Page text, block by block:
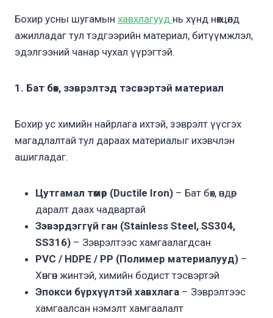
Бохир усны шугамын хавхлагууд нь хүнд нөхцөлд
ажилладаг тул тэдгээрийн материал, битүүмжлэл,
эдэлгээний чанар чухал үүрэгтэй.
1. Бат бөх, зэврэлтэд тэсвэртэй материал
Бохир ус химийн найрлага ихтэй, зэврэлт үүсгэх
магадлалтай тул дараах материалыг ихэвчлэн
ашигладаг.
Цутгамал төмөр (Ductile Iron) – Бат бөх, өндөр
даралт даах чадвартай
Зэвэрдэггүй ган (Stainless Steel, SS304,
SS316) – Зэврэлтээс хамгаалагдсан
PVC / HDPE / PP (Полимер материалууд) –
Хөнгөн жинтэй, химийн бодист тэсвэртэй
Эпокси бүрхүүлтэй хавхлага – Зэврэлтээс
хамгаалсан нэмэлт хамгаалалт